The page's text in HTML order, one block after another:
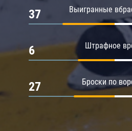
Выигранные
37
Штрафное
6
Броски по
27